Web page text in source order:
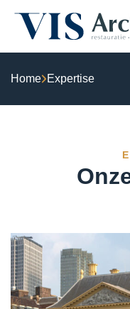
HOME
PROJECTEN
Monumenten &
Bouwhistorisch
3D Laserscannen &
Home Expertise